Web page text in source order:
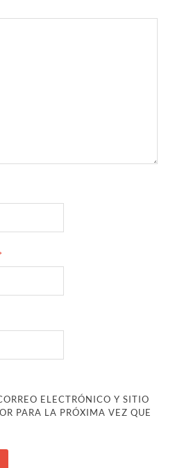
*
ELECTRÓNICO Y SITIO
PARA LA PRÓXIMA VEZ QUE